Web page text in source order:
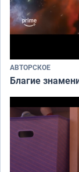
АВТОРСКОЕ
Благие